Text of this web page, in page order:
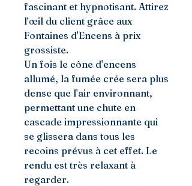
fascinant et hypnotisant. Attirez
l’œil du client grâce aux
Fontaines d'Encens à prix
grossiste.
Un fois le cône d'encens
allumé, la fumée crée sera plus
dense que l'air environnant,
permettant une chute en
cascade impressionnante qui
se glissera dans tous les
recoins prévus à cet effet. Le
rendu est très relaxant à
regarder.